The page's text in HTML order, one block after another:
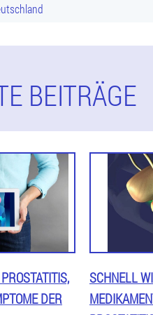
BEITRÄGE
DER
SCHNELL